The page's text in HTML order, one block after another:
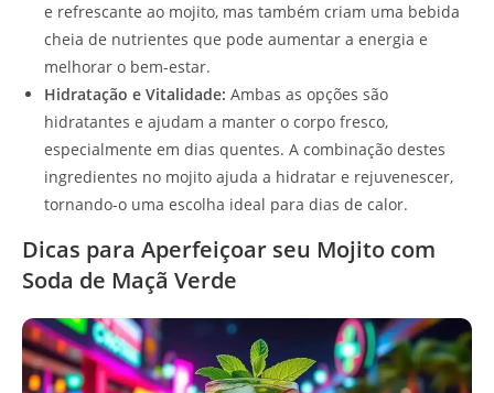
e refrescante ao mojito, mas também criam uma bebida
cheia de nutrientes que pode aumentar a energia e
melhorar o bem-estar.
Hidratação e Vitalidade: Ambas as opções são
hidratantes e ajudam a manter o corpo fresco,
especialmente em dias quentes. A combinação destes
ingredientes no mojito ajuda a hidratar e rejuvenescer,
tornando-o uma escolha ideal para dias de calor.
Dicas para Aperfeiçoar seu Mojito com
Soda de Maçã Verde